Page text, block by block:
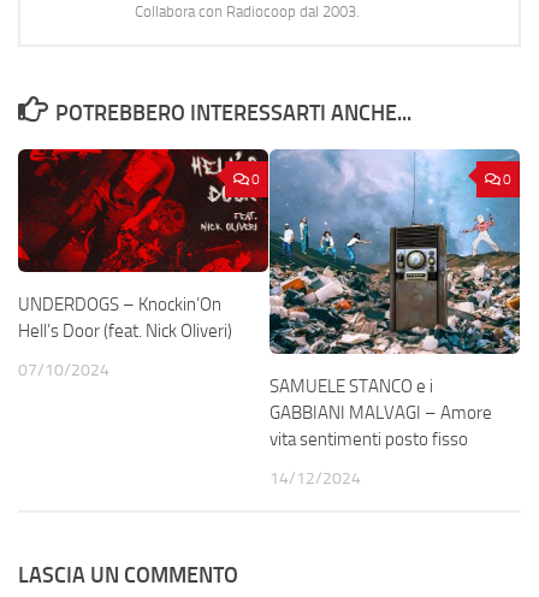
Collabora con Radiocoop dal 2003.
POTREBBERO INTERESSARTI ANCHE...
0
UNDERDOGS – Knockin’On
Hell’s Door (feat. Nick Oliveri)
07/10/2024
0
SAMUELE STANCO e i
GABBIANI MALVAGI – Amore
vita sentimenti posto fisso
14/12/2024
LASCIA UN COMMENTO